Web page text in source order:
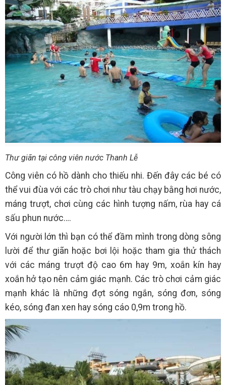
Thư giãn tại công viên nước Thanh Lễ
Công viên có hồ dành cho thiếu nhi. Đến đây các bé có
thể vui đùa với các trò chơi như tàu chạy bằng hơi nước,
máng trượt, chơi cùng các hình tượng nấm, rùa hay cá
sấu phun nước….
Với người lớn thì bạn có thể đầm mình trong dòng sông
lười để thư giãn hoặc bơi lội hoặc tham gia thử thách
với các máng trượt độ cao 6m hay 9m, xoắn kín hay
xoắn hở tạo nên cảm giác mạnh. Các trò chơi cảm giác
mạnh khác là những đợt sóng ngắn, sóng đơn, sóng
kéo, sóng đan xen hay sóng cáo 0,9m trong hồ.